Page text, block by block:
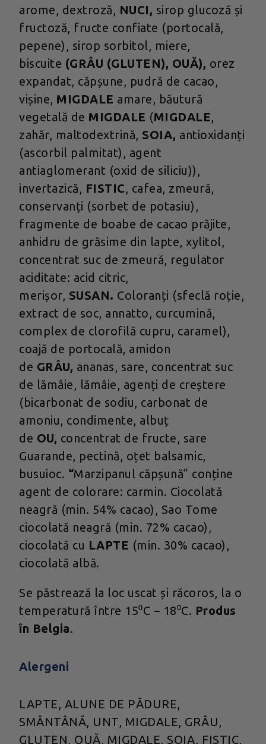
arome, dextroză, NUCI, sirop glucoză și
fructoză, fructe confiate (portocală,
pepene), sirop sorbitol, miere,
biscuite (GRÂU (GLUTEN), OUĂ), orez
expandat, căpșune, pudră de cacao,
vișine, MIGDALE amare, băutură
vegetală de MIGDALE (MIGDALE,
zahăr, maltodextrină, SOIA, antioxidanți
(ascorbil palmitat), agent
antiaglomerant (oxid de siliciu)),
invertazică, FISTIC, cafea, zmeură,
conservanți (sorbet de potasiu),
fragmente de boabe de cacao prăjite,
anhidru de grăsime din lapte, xylitol,
concentrat suc de zmeură, regulator
aciditate: acid citric,
merișor, SUSAN. Coloranți (sfeclă roție,
extract de soc, annatto, curcumină,
complex de clorofilă cupru, caramel),
coajă de portocală, amidon
de GRÂU, ananas, sare, concentrat suc
de lămâie, lămâie, agenți de creștere
(bicarbonat de sodiu, carbonat de
amoniu, condimente, albuț
de OU, concentrat de fructe, sare
Guarande, pectină, oțet balsamic,
busuioc. “Marzipanul căpșună” conține
agent de colorare: carmin. Ciocolată
neagră (min. 54% cacao), Sao Tome
ciocolată neagră (min. 72% cacao),
ciocolată cu LAPTE (min. 30% cacao),
ciocolată albă.
Se păstrează la loc uscat și răcoros, la o
temperatură între 15⁰C – 18⁰C. Produs
în Belgia.
Alergeni
LAPTE, ALUNE DE PĂDURE,
SMÂNTÂNĂ, UNT, MIGDALE, GRÂU,
GLUTEN, OUĂ, MIGDALE, SOIA, FISTIC,